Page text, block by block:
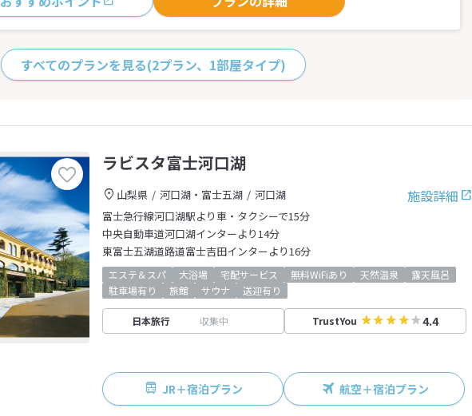
すべてのプランを見る(2プラン、1部屋タイプ)
ラビスタ富士河口湖
施設詳細
山梨県 河口湖・富士五湖
河口湖
富士急行線河口湖駅より車・タクシーで15分
中央自動車道河口湖インターより14分
東富士五湖道路道富士吉田インターより16分
エステ＆スパ 大浴場 宅配サービス 無料WiFiあり 天然温泉
露天風呂
駐車場有り
旅館 サウナ 送迎有り
日本旅行 収集中 TrustYou 4.4
JR＋宿泊プラン 航空＋宿泊プラン